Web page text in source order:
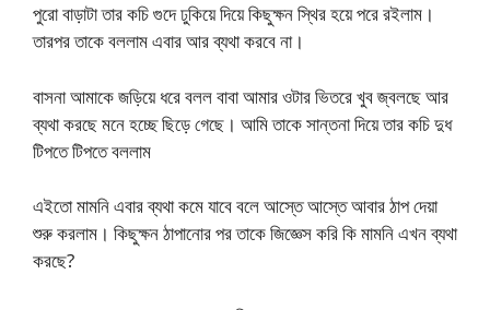
পুরো বাড়াটা তার কচি গুদে ঢুকিয়ে দিয়ে কিছুক্ষন স্থির হয়ে পরে রইলাম।
তারপর তাকে বললাম এবার আর ব্যথা করবে না।
বাসনা আমাকে জড়িয়ে ধরে বলল বাবা আমার ওটার ভিতরে খুব জ্বলছে আর
ব্যথা করছে মনে হচ্ছে ছিড়ে গেছে। আমি তাকে সান্তনা দিয়ে তার কচি দুধ
টিপতে টিপতে বললাম
এইতো মামনি এবার ব্যথা কমে যাবে বলে আস্তে আস্তে আবার ঠাপ দেয়া
শুরু করলাম। কিছুক্ষন ঠাপানোর পর তাকে জিজ্ঞেস করি কি মামনি এখন ব্যথা
করছে?